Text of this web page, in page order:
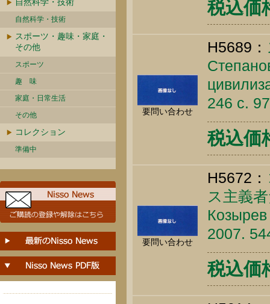
自然科学・技術
スポーツ・趣味・家庭・
その他
スポーツ
趣 味
家庭・日常生活
その他
コレクション
準備中
税込価
要問い合わせ
H5689：
246 c.
税込価
要問い合わせ
H5672：
ス主義
2007.
税込価